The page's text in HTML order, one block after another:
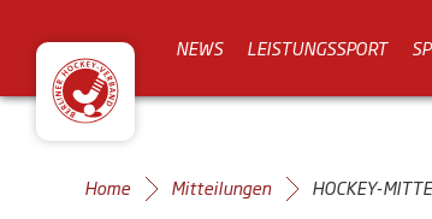
NEWS LEISTUNGSSPORT
Home Mitteilungen HOCKEY-